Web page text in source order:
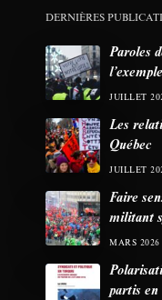
DERNIÈRES
Paroles
JUILLET
Les
Québec
JUILLET
Faire
militant
MARS 2026
partis en